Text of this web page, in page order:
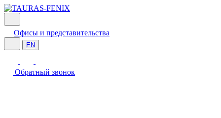
Офисы и представительства
EN
Обратный звонок